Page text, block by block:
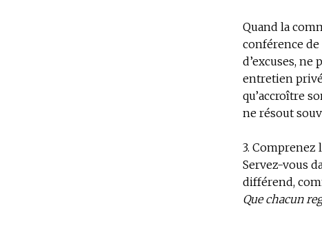
Quand la
conférence de
d’excuses, ne
entretien
qu’accroître
ne résout
3.
Servez-vous
différend,
Que chacun